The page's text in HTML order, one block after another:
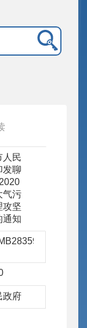
人民
发聊
气污
攻坚
通知
2019-
政府